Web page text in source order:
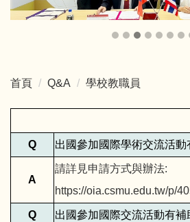
首頁 Q&A 學校教職員
Q 出國參加國際學術交流活動
A
請詳見申請方式與辦法:
https://oia.csmu.edu.tw/p/
Q 出國參加國際交流活動有補